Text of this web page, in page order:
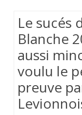
Le sucés
Blanche
aussi
voulu le
preuve